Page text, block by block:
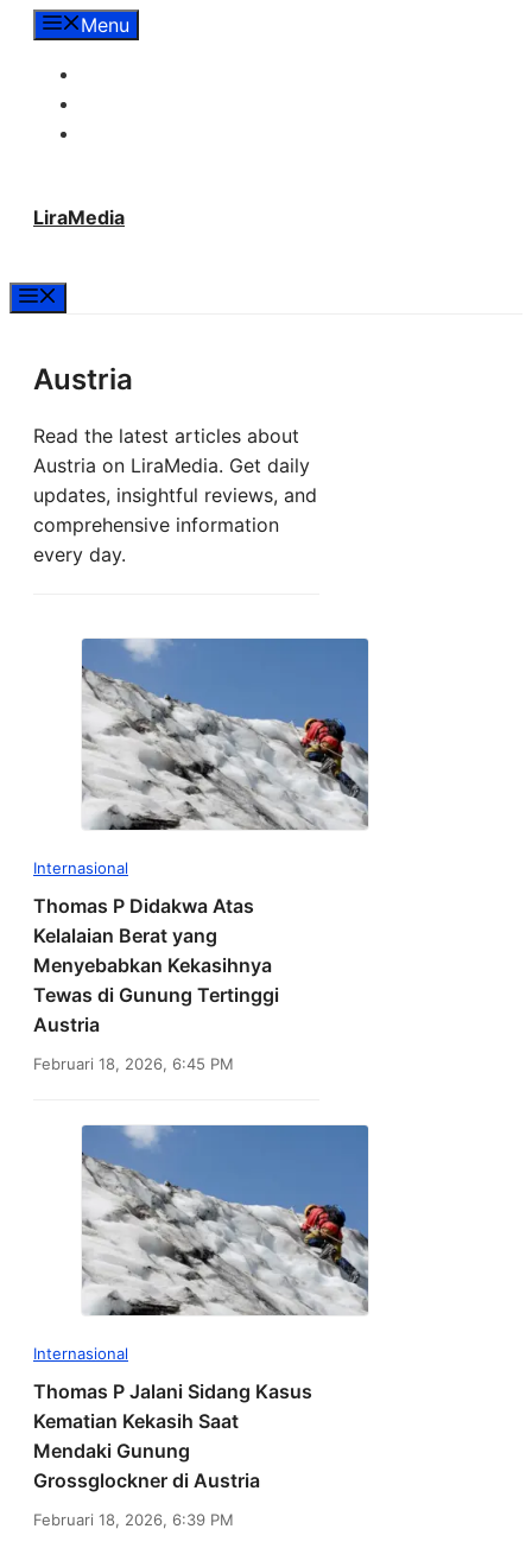
LangsungMenu
LiraMedia
Austria
Read the latest articles about
Austria on LiraMedia. Get daily
updates, insightful reviews, and
comprehensive information
every day.
Internasional
Thomas P Didakwa Atas
Kelalaian Berat yang
Menyebabkan Kekasihnya
Tewas di Gunung Tertinggi
Austria
Februari 18, 2026, 6:45 PM
Internasional
Thomas P Jalani Sidang Kasus
Kematian Kekasih Saat
Mendaki Gunung
Grossglockner di Austria
Februari 18, 2026, 6:39 PM